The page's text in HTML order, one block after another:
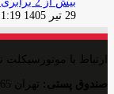
29 تیر 1405 11:19
ارتباط با موتورسیکلت
صندوق پستی: تهران 565-19575